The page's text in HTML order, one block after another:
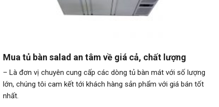
Mua tủ bàn salad an tâm về giá cả, chất lượng
– Là đơn vị chuyên cung cấp các dòng tủ bàn mát với số lượng
lớn, chúng tôi cam kết tới khách hàng sản phẩm với giá bán tốt
nhất.